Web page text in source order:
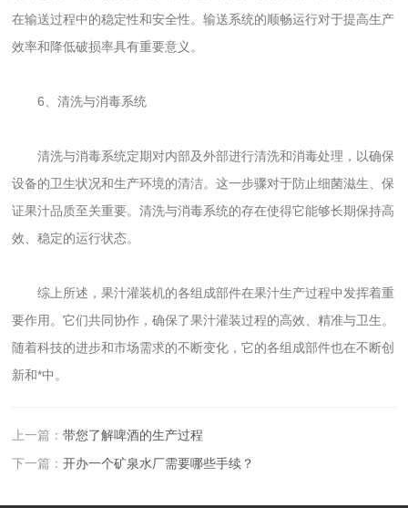
在输送过程中的稳定性和安全性。输送系统的顺畅运行对于提高生产
效率和降低破损率具有重要意义。
6、清洗与消毒系统
清洗与消毒系统定期对内部及外部进行清洗和消毒处理，以确保
设备的卫生状况和生产环境的清洁。这一步骤对于防止细菌滋生、保
证果汁品质至关重要。清洗与消毒系统的存在使得它能够长期保持高
效、稳定的运行状态。
综上所述，果汁灌装机的各组成部件在果汁生产过程中发挥着重
要作用。它们共同协作，确保了果汁灌装过程的高效、精准与卫生。
随着科技的进步和市场需求的不断变化，它的各组成部件也在不断创
新和*中。
上一篇：带您了解啤酒的生产过程
下一篇：开办一个矿泉水厂需要哪些手续？